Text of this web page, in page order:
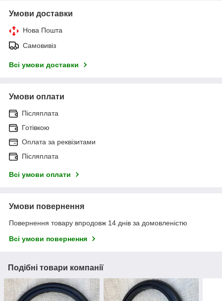
Умови доставки
Нова Пошта
Самовивіз
Всі умови доставки
Умови оплати
Післяплата
Готівкою
Оплата за реквізитами
Післяплата
Всі умови оплати
Умови повернення
Повернення товару впродовж 14 днів за домовленістю
Всі умови повернення
Подібні товари компанії